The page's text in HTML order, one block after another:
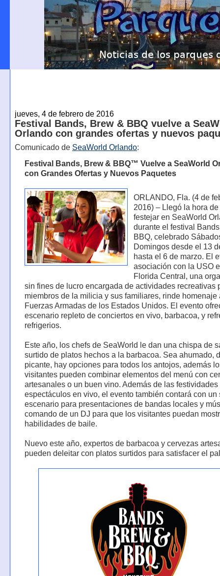
jueves, 4 de febrero de 2016
Festival Bands, Brew & BBQ vuelve a
Orlando con grandes ofertas y nuevos
Comunicado de SeaWorld Orlando:
Festival Bands, Brew & BBQ™ Vuelve a SeaWorld
con Grandes Ofertas y Nuevos Paquetes
ORLANDO, Fla. (4 de
2016) – Llegó la hora
festejar en SeaWorld
durante el festival
BBQ, celebrado
Domingos desde el 13
hasta el 6 de marzo. El
asociación con la USO
Florida Central, una
sin fines de lucro encargada de actividades recreativas
miembros de la milicia y sus familiares, rinde homenaje
Fuerzas Armadas de los Estados Unidos. El evento
escenario repleto de conciertos en vivo, barbacoa, y
refrigerios.
Este año, los chefs de SeaWorld le dan una chispa de
surtido de platos hechos a la barbacoa. Sea ahumado,
picante, hay opciones para todos los antojos, además
visitantes pueden combinar elementos del menú con
artesanales o un buen vino. Además de las festividades
espectáculos en vivo, el evento también contará con un
escenario para presentaciones de bandas locales y
comando de un DJ para que los visitantes puedan
habilidades de baile.
Nuevo este año, expertos de barbacoa y cervezas
pueden deleitar con platos surtidos para satisfacer el